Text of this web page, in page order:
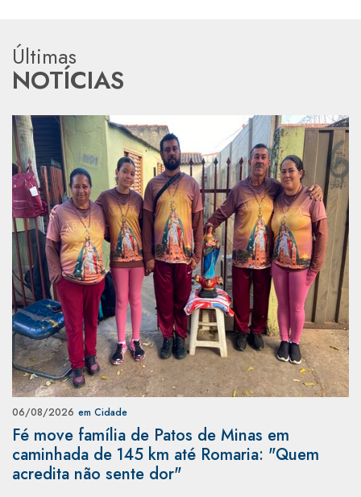
Últimas
NOTÍCIAS
06/08/2026 em Cidade
Fé move família de Patos de Minas em
caminhada de 145 km até Romaria: "Quem
acredita não sente dor"